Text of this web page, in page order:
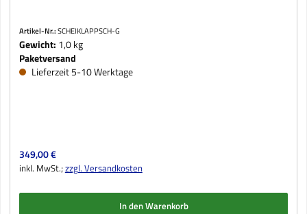
Artikel-Nr.:SCHEIKLAPPSCH-G
Gewicht: 1,0 kg
Paketversand
Lieferzeit 5-10 Werktage
Regulärer Preis:
349,00 €
inkl. MwSt.;zzgl. Versandkosten
In den Warenkorb